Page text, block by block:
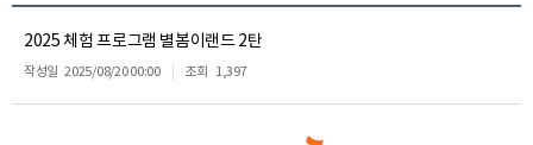
2025 체험 프로그램 별봄이랜드 2탄
작성일 2025/08/20 00:00 조회 1,397